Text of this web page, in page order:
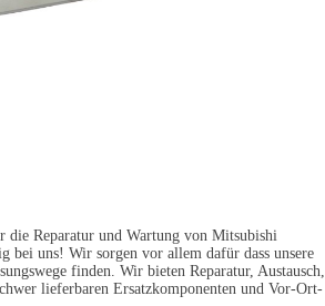
die Reparatur und Wartung von Mitsubishi
bei uns! Wir sorgen vor allem dafür dass unsere
finden. Wir bieten Reparatur, Austausch,
lieferbaren Ersatzkomponenten und Vor-Ort-